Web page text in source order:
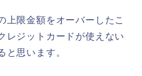
上限金額をオーバーしたこ
レジットカードが使えない
と思います。